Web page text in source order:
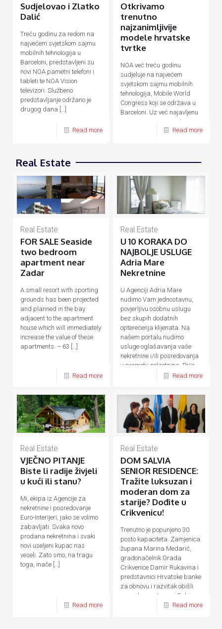
Sudjelovao i Zlatko
Dalić
Treću godinu za redom na
najvećem svjetskom sajmu
mobilnih tehnologija u
Barceloni, predstavljeni su
novi NOA pametni telefoni i
tableti te NOA Vision
televizori. Službeno
predstavljanje održano je
drugog dana […]
Read more
Otkrivamo
trenutno
najzanimljivije
modele hrvatske
tvrtke
NOA već treću godinu
sudjeluje na najvećem
svjetskom sajmu mobilnih
tehnologija, Mobile World
Congress koji se održava u
Barceloni. Uz već najavljenu
novu F seriju pametnih
uređaja temeljenu na AI[…]
Read more
Real Estate
Real Estate
FOR SALE Seaside
two bedroom
apartment near
Zadar
A small resort with sporting
grounds has been projected
and planned in the bay
adjacent to the apartment
house which will immediately
increase the value of these
apartments. – 63 […]
Read more
Real Estate
U 10 KORAKA DO
NAJBOLJE USLUGE
Adria Mare
Nekretnine
U Agenciji Adria Mare
nudimo Vam jednostavnu,
povjerljivu osobnu uslugu
bez skupih dodatnih
opterećenja klijenata. Na
našem portalu nudimo
usluge oglašavanja vaše
nekretnine i/ili posredovanja
u prometu nekretnina. Prije,
Read more
Real Estate
VJEČNO PITANJE
Biste li radije živjeli
u kući ili stanu?
Mi, ekipa iz Agencije za
nekretnine i posredovanje
Euro-Interijeri, jako se volimo
zabavljati. Svaka novo
prodana nekretnina i svaki
novi useljeni kupac nas
veseli. Zato smo, na tragu
toga, inače […]
Read more
Real Estate
DOM SALVIA
SENIOR RESIDENCE:
Tražite luksuzan i
moderan dom za
starije? Dođite u
Crikvenicu!
Trenutno je popunjeno 30
posto kapaciteta. Zamjenica
župana Marina Medarić,
gradonačelnik Grada
Crikvenice Damir Rukavina i
predstavnici Hrvatske banke
za obnovu i razvitak obišli
su nedavno otvoreni Salvia
Senior Residence, […]
Read more